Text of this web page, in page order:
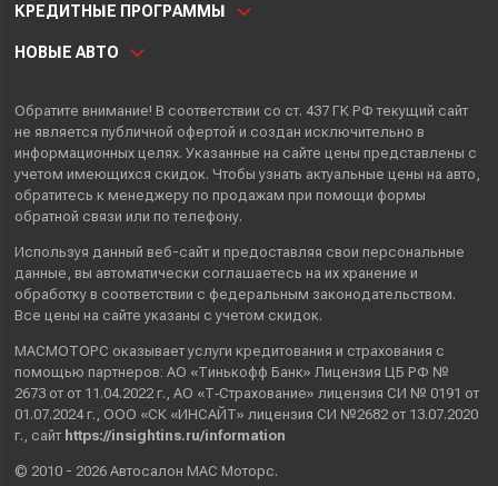
КРЕДИТНЫЕ ПРОГРАММЫ
НОВЫЕ АВТО
Обратите внимание! В соответствии со ст. 437 ГК РФ текущий сайт
не является публичной офертой и создан исключительно в
информационных целях. Указанные на сайте цены представлены с
учетом имеющихся скидок. Чтобы узнать актуальные цены на авто,
обратитесь к менеджеру по продажам при помощи формы
обратной связи или по телефону.
Используя данный веб-сайт и предоставляя свои персональные
данные , вы автоматически соглашаетесь на их хранение и
обработку в соответствии с федеральным законодательством.
Все цены на сайте указаны с учетом скидок.
МАСМОТОРС оказывает услуги кредитования и страхования с
помощью партнеров: АО «Тинькофф Банк» Лицензия ЦБ РФ №
2673 от от 11.04.2022 г., АО «Т‑Страхование» лицензия СИ № 0191 от
01.07.2024 г., ООО «СК «ИНСАЙТ» лицензия СИ №2682 от 13.07.2020
г., сайт https://insightins.ru/information
© 2010 - 2026 Автосалон МАС Моторс.